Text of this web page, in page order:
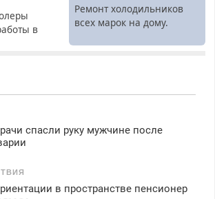
в
до
Ремонт холодильников
всех марок на дому.
спасли руку мужчине после
в пространстве пенсионер